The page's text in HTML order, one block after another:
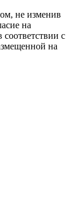
не изменив
на
с
на